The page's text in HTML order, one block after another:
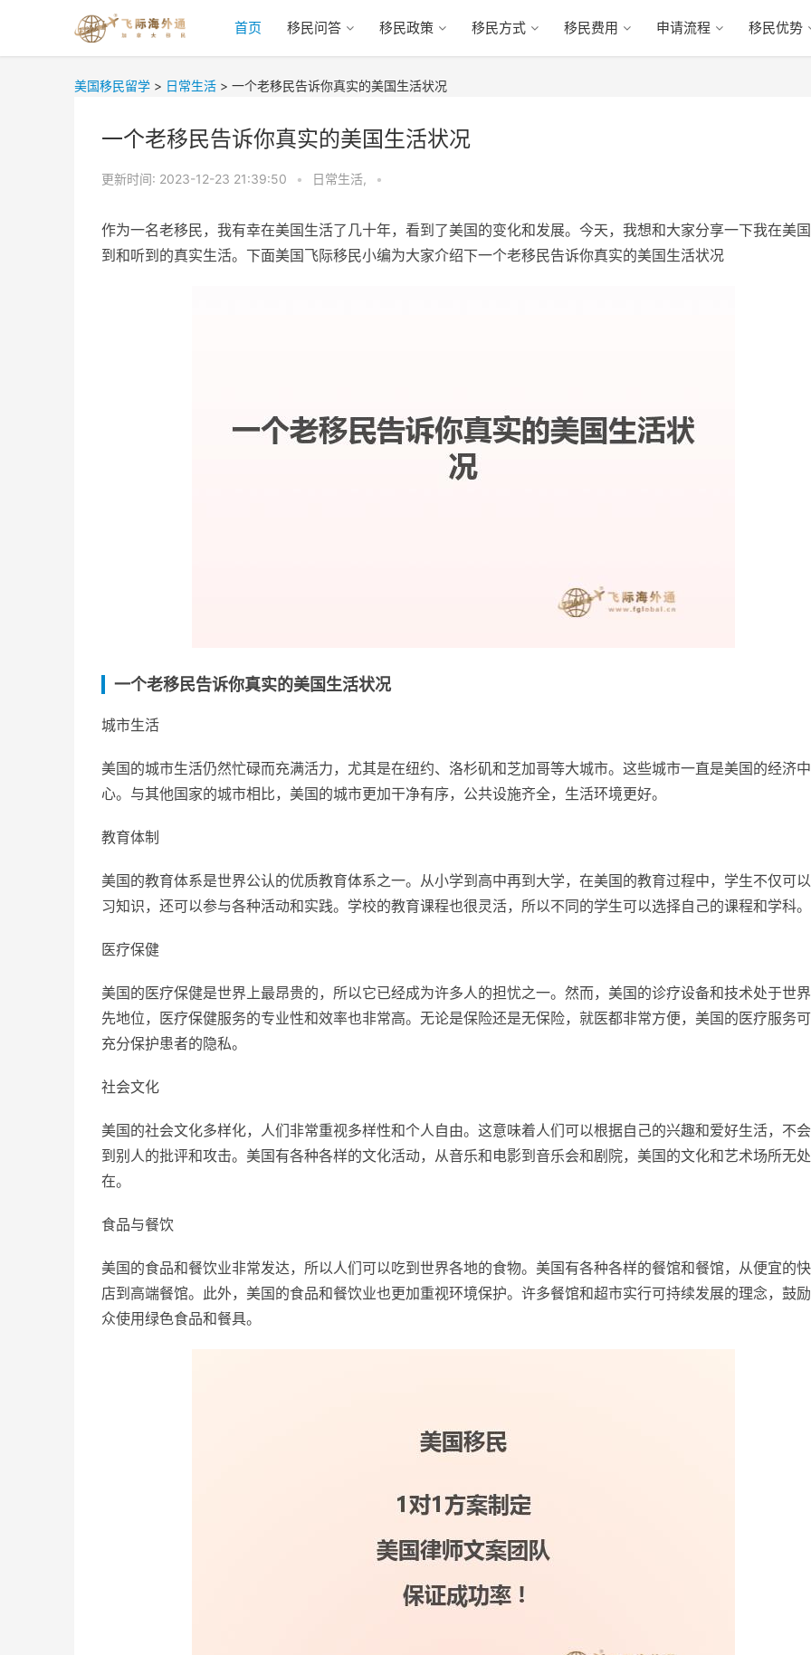
首页 移民问答 移民政策 移民方式 移民费用 申请流程 移民优势
美国移民留学 > 日常生活 > 一个老移民告诉你真实的美国生活状况
一个老移民告诉你真实的美国生活状况
更新时间: 2023-12-23 21:39:50 • 日常生活, •
作为一名老移民，我有幸在美国生活了几十年，看到了美国的变化和发展。今天，我想和大家分享一下我在美
到和听到的真实生活。下面美国飞际移民小编为大家介绍下一个老移民告诉你真实的美国生活状况
一个老移民告诉你真实的美国生活状况
城市生活
美国的城市生活仍然忙碌而充满活力，尤其是在纽约、洛杉矶和芝加哥等大城市。这些城市一直是美国的经济中
心。与其他国家的城市相比，美国的城市更加干净有序，公共设施齐全，生活环境更好。
教育体制
美国的教育体系是世界公认的优质教育体系之一。从小学到高中再到大学，在美国的教育过程中，学生不仅可
习知识，还可以参与各种活动和实践。学校的教育课程也很灵活，所以不同的学生可以选择自己的课程和学科。
医疗保健
美国的医疗保健是世界上最昂贵的，所以它已经成为许多人的担忧之一。然而，美国的诊疗设备和技术处于世
先地位，医疗保健服务的专业性和效率也非常高。无论是保险还是无保险，就医都非常方便，美国的医疗服务
充分保护患者的隐私。
社会文化
美国的社会文化多样化，人们非常重视多样性和个人自由。这意味着人们可以根据自己的兴趣和爱好生活，不
到别人的批评和攻击。美国有各种各样的文化活动，从音乐和电影到音乐会和剧院，美国的文化和艺术场所无
在。
食品与餐饮
美国的食品和餐饮业非常发达，所以人们可以吃到世界各地的食物。美国有各种各样的餐馆和餐馆，从便宜的
店到高端餐馆。此外，美国的食品和餐饮业也更加重视环境保护。许多餐馆和超市实行可持续发展的理念，鼓
众使用绿色食品和餐具。